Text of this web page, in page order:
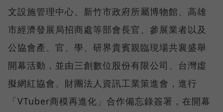
文設施管理中心、新竹市政府所屬博物館、高雄
市經濟發展局招商處等部會長官、參展業者以及
公協會產、官、學、研界貴賓親臨現場共襄盛舉
開幕活動，並由三創數位股份有限公司、台灣虛
擬網紅協會、財團法人資訊工業策進會，進行
「VTuber商模再進化」合作備忘錄簽署，在開幕